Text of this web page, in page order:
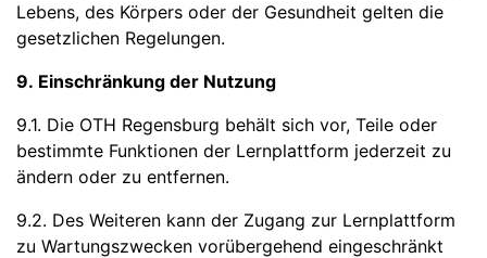
Lebens, des Körpers oder der Gesundheit gelten die
gesetzlichen Regelungen.
9. Einschränkung der Nutzung
9.1. Die OTH Regensburg behält sich vor, Teile oder
bestimmte Funktionen der Lernplattform jederzeit zu
ändern oder zu entfernen.
9.2. Des Weiteren kann der Zugang zur Lernplattform
zu Wartungszwecken vorübergehend eingeschränkt